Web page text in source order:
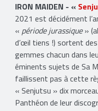
IRON MAIDEN - «
2021 est décidément
« période jurassique»
d’œil tiens !) sortent
gemmes chacun dans
éminents sujets de Sa
faillissent pas à cette
« Senjutsu » dix
Panthéon de leur